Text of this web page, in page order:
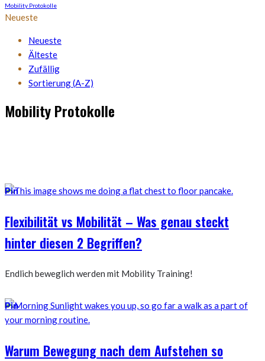
Mobility Protokolle
Neueste
Neueste
Älteste
Zufällig
Sortierung (A-Z)
Mobility Protokolle
Pin
Flexibilität vs Mobilität – Was genau steckt
hinter diesen 2 Begriffen?
Endlich beweglich werden mit Mobility Training!
Pin
Warum Bewegung nach dem Aufstehen so